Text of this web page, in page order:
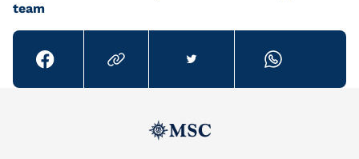
team